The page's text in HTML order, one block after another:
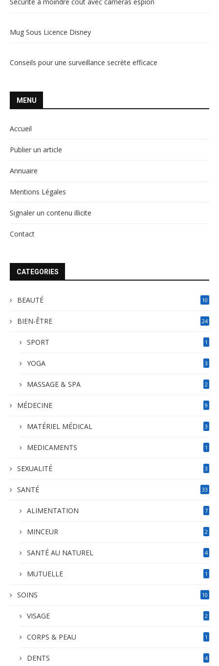
Mug Sous Licence Disney
Conseils pour une surveillance secrète efficace
MENU
Accueil
Publier un article
Annuaire
Mentions Légales
Signaler un contenu illicite
Contact
CATEGORIES
BEAUTÉ 10
BIEN-ÊTRE 24
SPORT 1
YOGA 3
MASSAGE & SPA 2
MÉDECINE 9
MATÉRIEL MÉDICAL 3
MEDICAMENTS 1
SEXUALITÉ 3
SANTÉ 33
ALIMENTATION 7
MINCEUR 2
SANTÉ AU NATUREL 4
MUTUELLE 1
SOINS 10
VISAGE 2
CORPS & PEAU 1
DENTS 4